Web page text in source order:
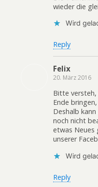
wieder die
Wird
Reply
Felix
20. März 2016
Bitte versteh,
Ende
Deshalb
noch nicht
etwas Neues
unserer
Wird
Reply